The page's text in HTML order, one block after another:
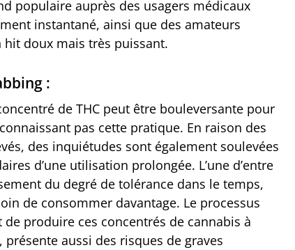
populaire auprès des usagers médicaux
instantané, ainsi que des amateurs
doux mais très puissant.
:
de THC peut être bouleversante pour
pas cette pratique. En raison des
des inquiétudes sont également soulevées
d’une utilisation prolongée. L’une d’entre
du degré de tolérance dans le temps,
de consommer davantage. Le processus
de produire ces concentrés de cannabis à
aussi des risques de graves